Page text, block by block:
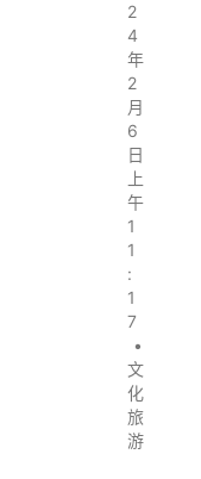
2
4
年
2
月
6
日
上
午
1
1
:
1
7
•
文
化
旅
游